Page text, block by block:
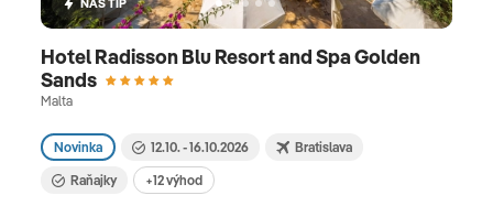
Hotel Radisson Blu Resort and Spa Golden
Sands
Malta
Novinka 12.10. - 16.10.2026 Bratislava
Raňajky +12 výhod